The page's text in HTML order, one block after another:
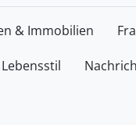
& Immobilien
Lebensstil